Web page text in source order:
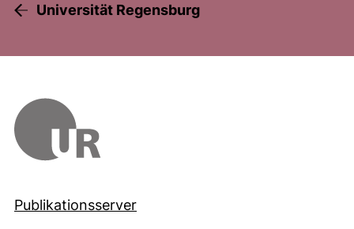
Universität Regensburg
Publikationsserver